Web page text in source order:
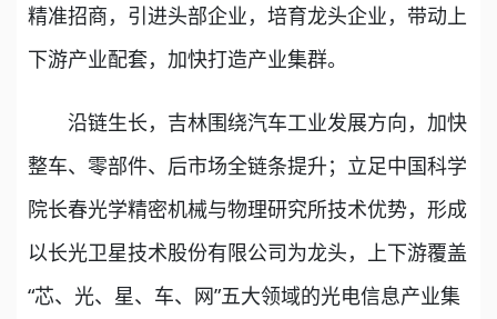
精准招商，引进头部企业，培育龙头企业，带动上
下游产业配套，加快打造产业集群。
沿链生长，吉林围绕汽车工业发展方向，加快
整车、零部件、后市场全链条提升；立足中国科学
院长春光学精密机械与物理研究所技术优势，形成
以长光卫星技术股份有限公司为龙头，上下游覆盖
“芯、光、星、车、网”五大领域的光电信息产业集